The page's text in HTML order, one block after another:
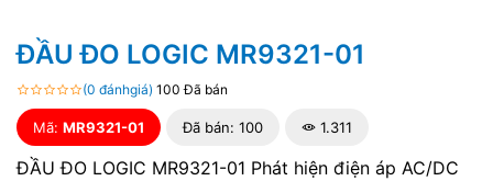
ĐẦU ĐO LOGIC MR9321-01
(0 đánhgiá) 100 Đã bán
Mã: MR9321-01 Đã bán: 100 1.311
ĐẦU ĐO LOGIC MR9321-01 Phát hiện điện áp AC/DC